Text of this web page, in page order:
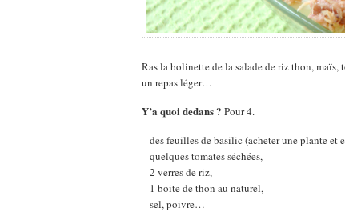
Ras la bolinette de la salade de riz thon,
un repas léger…
Y’a quoi dedans ? Pour 4.
– des feuilles de basilic (acheter une plante et
– quelques tomates séchées,
– 2 verres de riz,
– 1 boite de thon au naturel,
– sel, poivre…